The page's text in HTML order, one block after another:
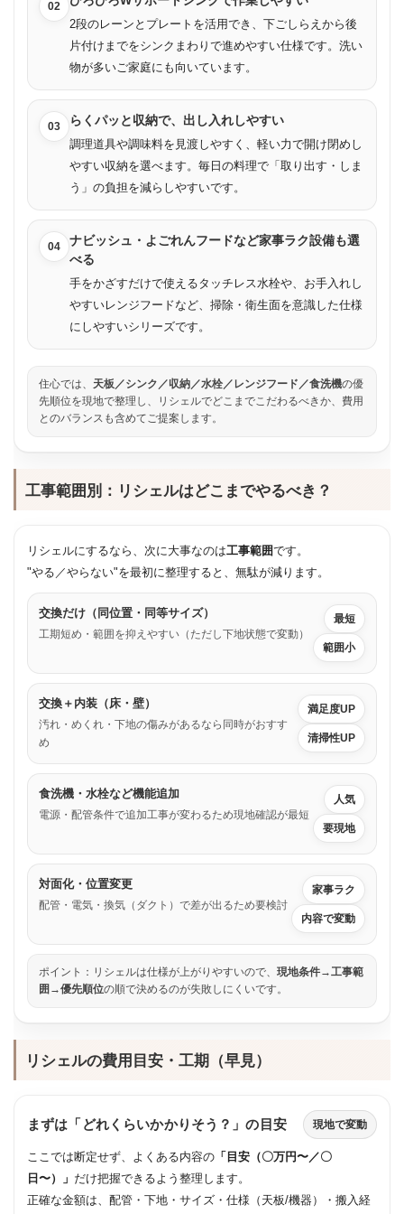
02
2段のレーンとプレートを活用でき、下ごしらえから後
片付けまでをシンクまわりで進めやすい仕様です。洗い
物が多いご家庭にも向いています。
03 らくパッと収納で、出し入れしやすい
調理道具や調味料を見渡しやすく、軽い力で開け閉めし
やすい収納を選べます。毎日の料理で「取り出す・しま
う」の負担を減らしやすいです。
04
ナビッシュ・よごれんフードなど家事ラク設備も選
べる
手をかざすだけで使えるタッチレス水栓や、お手入れし
やすいレンジフードなど、掃除・衛生面を意識した仕様
にしやすいシリーズです。
住心では、 天板／シンク／収納／水栓／レンジフード／食洗機の優
先順位を現地で整理し、リシェルでどこまでこだわるべきか、費用
とのバランスも含めてご提案します。
工事範囲別：リシェルはどこまでやるべき？
リシェルにするなら、次に大事なのは工事範囲です。
"やる／やらない"を最初に整理すると、無駄が減ります。
交換だけ（同位置・同等サイズ）
工期短め・範囲を抑えやすい（ただし下地状態で変動）
最短
範囲小
交換＋内装（床・壁）
汚れ・めくれ・下地の傷みがあるなら同時がおすす
め
満足度UP
清掃性UP
食洗機・水栓など機能追加
電源・配管条件で追加工事が変わるため現地確認が最短
人気
要現地
対面化・位置変更
配管・電気・換気（ダクト）で差が出るため要検討
家事ラク
内容で変動
ポイント：リシェルは仕様が上がりやすいので、 現地条件→工事範
囲→優先順位の順で決めるのが失敗しにくいです。
リシェルの費用目安・工期（早見）
まずは「どれくらいかかりそう？」の目安 現地で変動
ここでは断定せず、よくある内容の 「目安（〇万円〜／〇
日〜）」 だけ把握できるよう整理します。
正確な金額は、配管・下地・サイズ・仕様（天板/機器）・搬入経